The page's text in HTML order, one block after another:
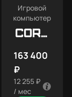
Игровой
компьютер
Core
X7
163 400
₽
12 255 ₽
/ мес